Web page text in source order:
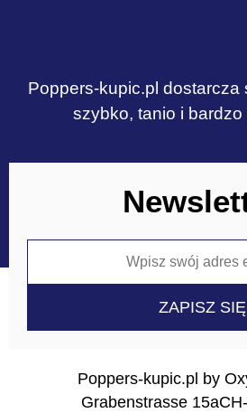
Poppers-kupic.pl dostarcza
szybko, tanio i bardzo
Poppers-kupic.pl by
Grabenstrasse 15a